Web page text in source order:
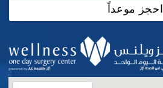
احجز موعداً